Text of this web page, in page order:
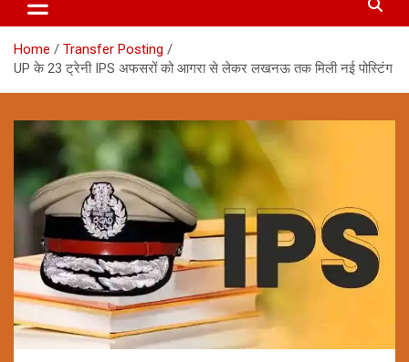
Home
Transfer Posting
UP के 23 ट्रेनी IPS अफसरों को आगरा से लेकर लखनऊ तक मिली नई पोस्टिंग